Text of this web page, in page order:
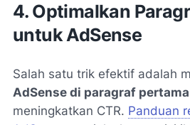
4. Optimalkan
untuk AdSense
Salah satu trik efektif adalah
AdSense di paragraf pertama
meningkatkan CTR. Panduan